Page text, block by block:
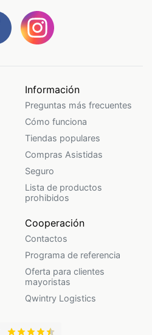
Información
Preguntas más frecuentes
Cómo funciona
Tiendas populares
Compras Asistidas
Seguro
Lista de productos
prohibidos
Cooperación
Contactos
Programa de referencia
Oferta para clientes
mayoristas
Qwintry Logistics